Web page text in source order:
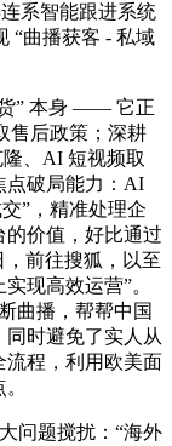
系智能跟进系统
“曲播获客 - 私域
” 本身 —— 它正
售后政策；深耕
、AI 短视频取
点破局能力：AI
”，精准处理企
的价值，好比通过
，前往搜狐，以至
现高效运营”。
曲播，帮帮中国
时避免了实人从
流程，利用欧美面
问题搅扰：“海外